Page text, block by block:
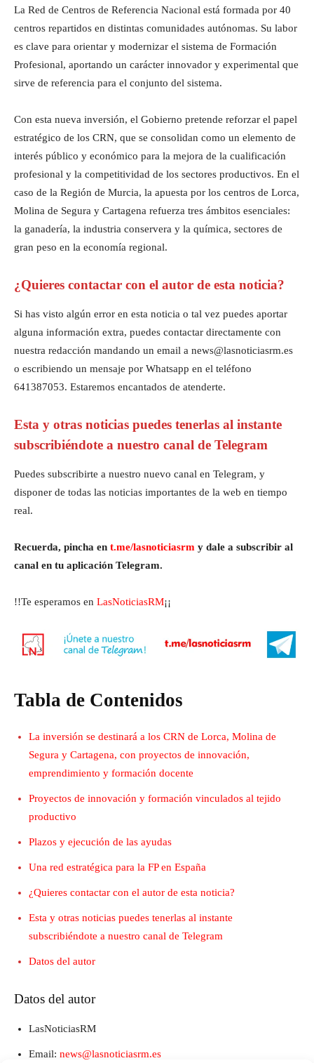
La Red de Centros de Referencia Nacional está formada por 40
centros repartidos en distintas comunidades autónomas. Su labor
es clave para orientar y modernizar el sistema de Formación
Profesional, aportando un carácter innovador y experimental que
sirve de referencia para el conjunto del sistema.
Con esta nueva inversión, el Gobierno pretende reforzar el papel
estratégico de los CRN, que se consolidan como un elemento de
interés público y económico para la mejora de la cualificación
profesional y la competitividad de los sectores productivos. En el
caso de la Región de Murcia, la apuesta por los centros de Lorca,
Molina de Segura y Cartagena refuerza tres ámbitos esenciales:
la ganadería, la industria conservera y la química, sectores de
gran peso en la economía regional.
¿Quieres contactar con el autor de esta noticia?
Si has visto algún error en esta noticia o tal vez puedes aportar
alguna información extra, puedes contactar directamente con
nuestra redacción mandando un email a news@lasnoticiasrm.es
o escribiendo un mensaje por Whatsapp en el teléfono
641387053. Estaremos encantados de atenderte.
Esta y otras noticias puedes tenerlas al instante
subscribiéndote a nuestro canal de Telegram
Puedes subscribirte a nuestro nuevo canal en Telegram, y
disponer de todas las noticias importantes de la web en tiempo
real.
Recuerda, pincha en t.me/lasnoticiasrm y dale a subscribir al
canal en tu aplicación Telegram.
!!Te esperamos en LasNoticiasRM¡¡
Tabla de Contenidos
La inversión se destinará a los CRN de Lorca, Molina de
Segura y Cartagena, con proyectos de innovación,
emprendimiento y formación docente
Proyectos de innovación y formación vinculados al tejido
productivo
Plazos y ejecución de las ayudas
Una red estratégica para la FP en España
¿Quieres contactar con el autor de esta noticia?
Esta y otras noticias puedes tenerlas al instante
subscribiéndote a nuestro canal de Telegram
Datos del autor
Datos del autor
LasNoticiasRM
Email: news@lasnoticiasrm.es